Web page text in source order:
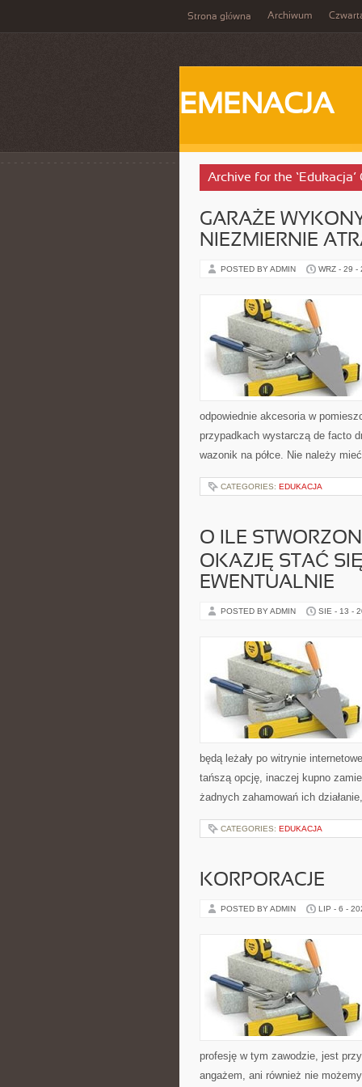
Strona główna Archiwum
EMENACJA
Archive for the ‘Edukacja’
GARAŻE
NIEZMIERNIE
POSTED BY ADMIN WRZ - 29 -
odpowiednie akcesoria w
przypadkach wystarczą de facto
wazonik na półce. Nie należy
CATEGORIES: EDUKACJA
O ILE
OKAZJĘ STAĆ
EWENTUALNIE
POSTED BY ADMIN SIE - 13 -
będą leżały po witrynie
tańszą opcję, inaczej kupno
żadnych zahamowań ich
CATEGORIES: EDUKACJA
KORPORACJE
POSTED BY ADMIN LIP - 6 -
profesję w tym zawodzie, jest
angażem, ani również nie